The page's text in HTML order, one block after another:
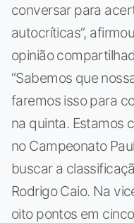
conversar para
autocríticas”,
opinião
“Sabemos que
faremos isso para
na quinta. Estamos
no Campeonato
buscar a
Rodrigo Caio. Na
oito pontos em